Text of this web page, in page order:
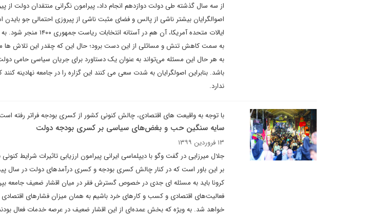
از سه سال گذشته طی دولت دوازدهم انجام داد، پیرامون نگرانی منتقدان دولت از
اصوالگرایان بیشتر ناشی از پالس و فضای مثبت ناشی از پیروزی احتمالی جو
ایالات متحده آمریکا، آن
به سمت کاهش تنش و مسائلی از این دست برود؛ حال این که چقدر این تلاش ها
به هر حال این مسئله می‌تواند به عنوان یک دستاورد برای جریان سیاسی حامی
باشد. بنابراین اصولگرایان به شدت سعی می کنند این گزاره را در جامعه نهادینه
ندارد.
با توجه به واقیعت های اقتصادی، چالش کنونی کشور از کسری بودجه فراتر رفته
سایه سنگین حب و بغض‌های سیاسی بر کسری بودجه دولت
۱۳ فروردین ۱۳۹۹
جلال میرزایی در گفت وگو با دیپلماسی ایرانی پیرامون ارزیابی تاثیرات شرایط
بر این باور است که در کنار چالش کسری بودجه و کسری درآمدهای دولت در سال
کرونا باید به مسئله ای جدی در خصوص گسترش فقر در میان اقشار ضعیف جامعه
فعالیت‌های اقتصادی و کسب و کارهای خرد باشیم به همان میزان فشارهای
خواهد شد. به ویژه که بخش عمده‌ای از این اقشار ضعیف در عرصه خدمات فعال